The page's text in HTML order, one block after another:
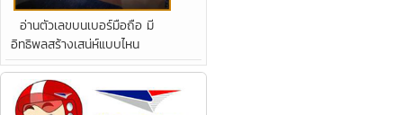
อ่านตัวเลขบนเบอร์มือถือ มี
อิทธิพลสร้างเสน่ห์แบบไหน